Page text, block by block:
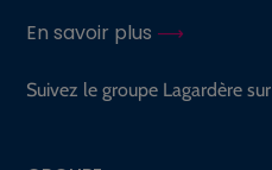
En savoir plus
Suivez le groupe Lagardère sur